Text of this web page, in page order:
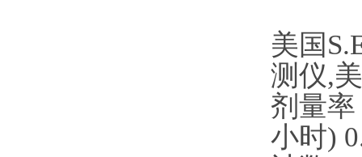
美国
测仪,
剂量率
小时)